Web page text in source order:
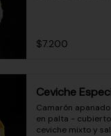
$7.200
Ceviche
Camarón
en palta -
ceviche mixto y